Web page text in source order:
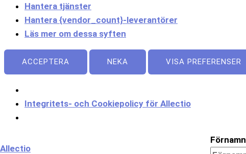
Hantera tjänster
Hantera {vendor_count}-leverantörer
Läs mer om dessa syften
ACCEPTERA NEKA VISA PREFERENSER
Integritets- och Cookiepolicy för Allectio
Allectio
Förnamn